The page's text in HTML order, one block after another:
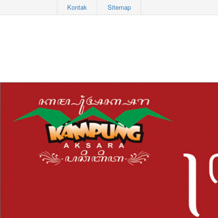
Kontak Sitemap